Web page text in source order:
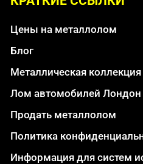
Цены на металлолом
Блог
Металлическая коллекция
Лом автомобилей Лондон
Продать металлолом
Политика
Информация для систем